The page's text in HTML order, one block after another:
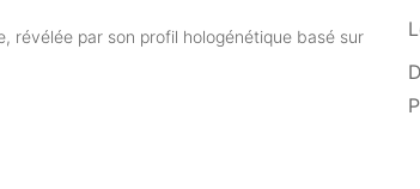
révélée par son profil hologénétique basé sur